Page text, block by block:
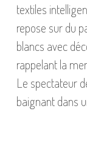
textiles
repose sur du
blancs avec
rappelant la
Le spectateur
baignant dans